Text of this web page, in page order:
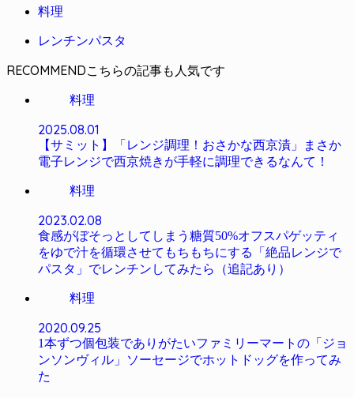
料理
レンチンパスタ
RECOMMEND
料理
2025.08.01
【サミット】「レンジ調理！おさかな西京漬」まさか
電子レンジで西京焼きが手軽に調理できるなんて！
料理
2023.02.08
食感がぼそっとしてしまう糖質50%オフスパゲッティ
をゆで汁を循環させてもちもちにする「絶品レンジで
パスタ」でレンチンしてみたら（追記あり）
料理
2020.09.25
1本ずつ個包装でありがたいファミリーマートの「ジョ
ンソンヴィル」ソーセージでホットドッグを作ってみ
た